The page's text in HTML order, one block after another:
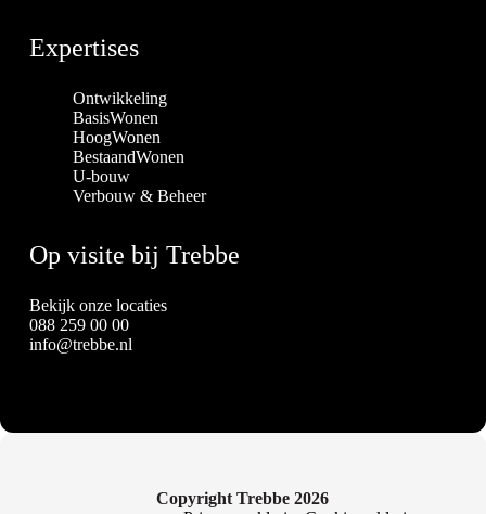
Expertises
Ontwikkeling
BasisWonen
HoogWonen
BestaandWonen
U-bouw
Verbouw & Beheer
Op visite bij Trebbe
Bekijk onze locaties
088 259 00 00
info@trebbe.nl
Copyright Trebbe 2026